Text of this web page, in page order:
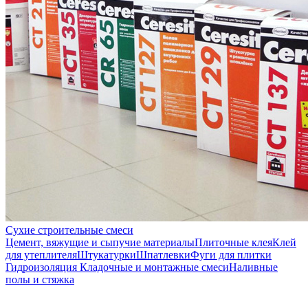
Сухие строительные смеси
Цемент, вяжущие и сыпучие материалыПлиточные клеяКлей
для утеплителяШтукатуркиШпатлевкиФуги для плитки
Гидроизоляция Кладочные и монтажные смесиНаливные
полы и стяжка